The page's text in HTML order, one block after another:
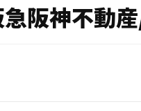
阪神不動